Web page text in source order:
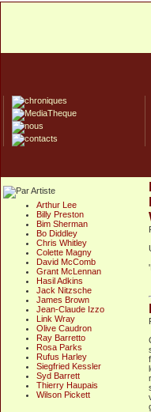
Arthur Lee
Billy Preston
Bim Sherman
Bo Diddley
Chris Whitley
Colette Magny
David McComb
Grant McLennan
Hasil Adkins
Jack Nitzsche
James Brown
Jean-Claude Izzo
Link Wray
Olive Caudron
Ray Barretto
Rosa Parks
Rufus Harley
Siegfried Kessler
Syd Barrett
Thierry Haupais
Wilson Pickett